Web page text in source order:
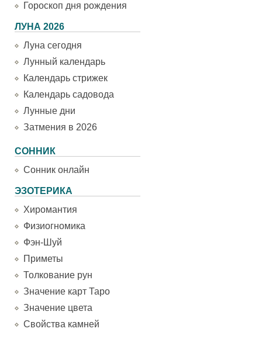
Гороскоп дня рождения
ЛУНА 2026
Луна сегодня
Лунный календарь
Календарь стрижек
Календарь садовода
Лунные дни
Затмения в 2026
СОННИК
Сонник онлайн
ЭЗОТЕРИКА
Хиромантия
Физиогномика
Фэн-Шуй
Приметы
Толкование рун
Значение карт Таро
Значение цвета
Свойства камней